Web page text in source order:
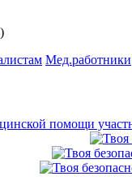
Мед.работники